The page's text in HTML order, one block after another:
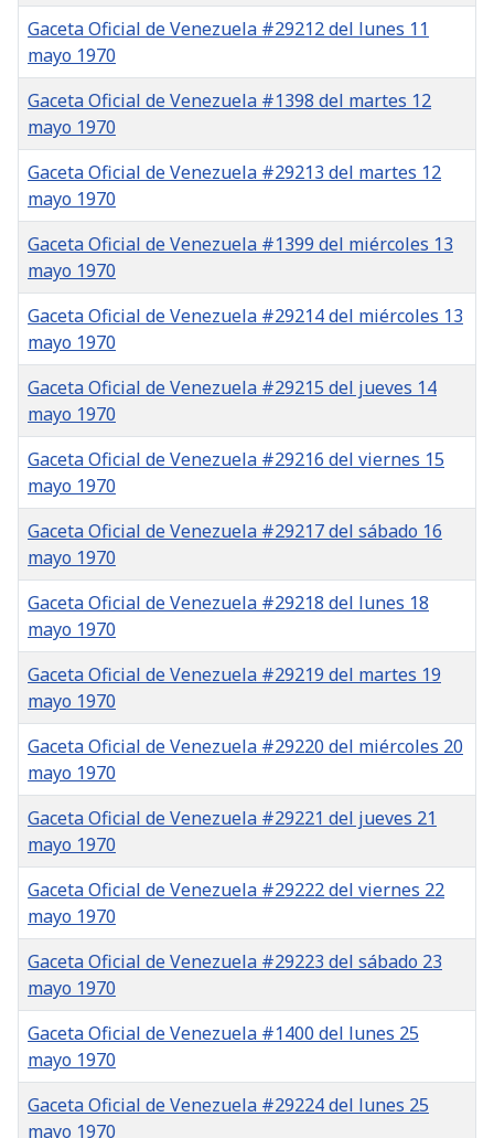
Gaceta Oficial de Venezuela #29212 del lunes 11
mayo 1970
Gaceta Oficial de Venezuela #1398 del martes 12
mayo 1970
Gaceta Oficial de Venezuela #29213 del martes 12
mayo 1970
Gaceta Oficial de Venezuela #1399 del miércoles 13
mayo 1970
Gaceta Oficial de Venezuela #29214 del miércoles 13
mayo 1970
Gaceta Oficial de Venezuela #29215 del jueves 14
mayo 1970
Gaceta Oficial de Venezuela #29216 del viernes 15
mayo 1970
Gaceta Oficial de Venezuela #29217 del sábado 16
mayo 1970
Gaceta Oficial de Venezuela #29218 del lunes 18
mayo 1970
Gaceta Oficial de Venezuela #29219 del martes 19
mayo 1970
Gaceta Oficial de Venezuela #29220 del miércoles 20
mayo 1970
Gaceta Oficial de Venezuela #29221 del jueves 21
mayo 1970
Gaceta Oficial de Venezuela #29222 del viernes 22
mayo 1970
Gaceta Oficial de Venezuela #29223 del sábado 23
mayo 1970
Gaceta Oficial de Venezuela #1400 del lunes 25
mayo 1970
Gaceta Oficial de Venezuela #29224 del lunes 25
mayo 1970